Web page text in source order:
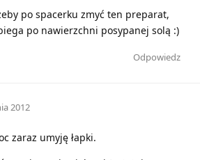
po spacerku zmyć ten preparat,
po nawierzchni posypanej solą :)
Odpowiedz
2012
zaraz umyję łapki.